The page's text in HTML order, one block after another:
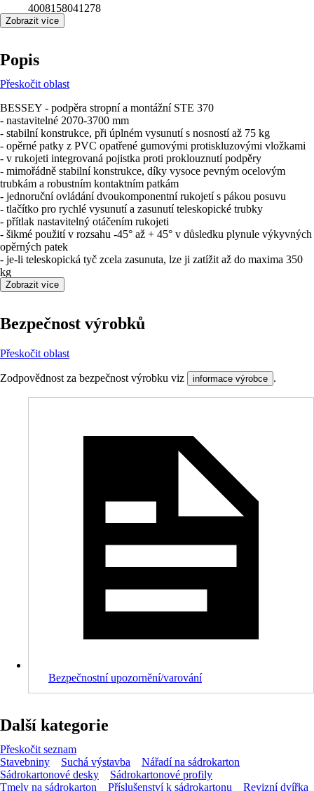
4008158041278
Zobrazit více
Popis
Přeskočit oblast
BESSEY - podpěra stropní a montážní STE 370
- nastavitelné 2070-3700 mm
- stabilní konstrukce, při úplném vysunutí s nosností až 75 kg
- opěrné patky z PVC opatřené gumovými protiskluzovými vložkami
- v rukojeti integrovaná pojistka proti proklouznutí podpěry
- mimořádně stabilní konstrukce, díky vysoce pevným ocelovým
trubkám a robustním kontaktním patkám
- jednoruční ovládání dvoukomponentní rukojetí s pákou posuvu
- tlačítko pro rychlé vysunutí a zasunutí teleskopické trubky
- přítlak nastavitelný otáčením rukojeti
- šikmé použití v rozsahu -45° až + 45° v důsledku plynule výkyvných
opěrných patek
- je-li teleskopická tyč zcela zasunuta, lze ji zatížit až do maxima 350
kg
Zobrazit více
Bezpečnost výrobků
Přeskočit oblast
Zodpovědnost za bezpečnost výrobku viz informace výrobce .
Bezpečnostní upozornění/varování
Další kategorie
Přeskočit seznam
Stavebniny
Suchá výstavba
Nářadí na sádrokarton
Sádrokartonové desky
Sádrokartonové profily
Tmely na sádrokarton
Příslušenství k sádrokartonu
Revizní dvířka